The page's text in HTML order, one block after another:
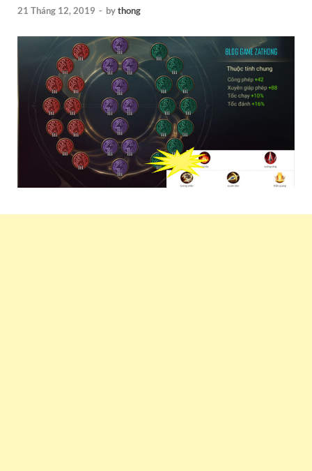
21 Tháng 12, 2019 - bythong